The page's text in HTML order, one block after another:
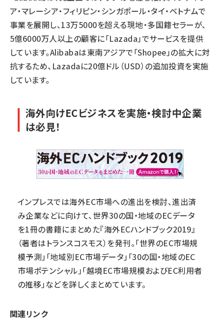
ア・マレーシア・フィリピン・シンガポール・タイ・ベトナムで
事業を展開し、13万5000を超える現地・多国籍セラーが、
5億6000万人以上の顧客に「Lazada」でサービスを提供
しています。Alibabaは東南アジアで「Shopee」の拡大に対
抗するため、Lazadaに20億ドル（USD）の追加投資を実施
しています。
海外向けECビジネスを実施・検討中企業
は必見！
インプレスでは海外EC市場への進出を検討、進出済
み企業などに向けて、世界30の国・地域のECデータ
を1冊の書籍にまとめた『海外ECハンドブック2019』
（著者はトランスコスモス）を発刊。「世界のEC市場規
模予測」「地域別EC市場データ」「30の国・地域のEC
市場ポテンシャル」「越境EC市場規模およびEC利用者
の推移」などを詳しくまとめています。
関連リンク